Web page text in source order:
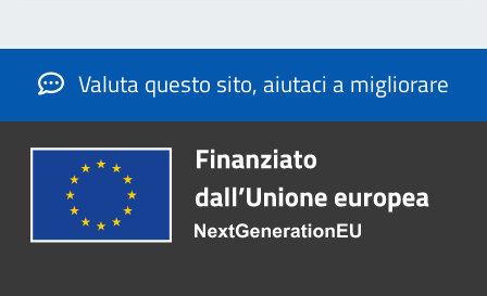
Valuta questo sito, aiutaci a migliorare